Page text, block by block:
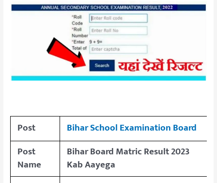
Post
Bihar School Examination Board
Post
Name
Bihar Board Matric Result 2023
Kab Aayega